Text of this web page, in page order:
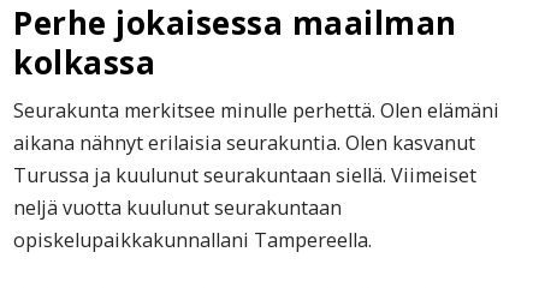
Perhe jokaisessa maailman
kolkassa
Seurakunta merkitsee minulle perhettä. Olen elämäni
aikana nähnyt erilaisia seurakuntia. Olen kasvanut
Turussa ja kuulunut seurakuntaan siellä. Viimeiset
neljä vuotta kuulunut seurakuntaan
opiskelupaikkakunnallani Tampereella.